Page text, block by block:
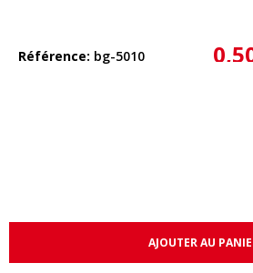
Référence bg-5010
AJOUTER AU